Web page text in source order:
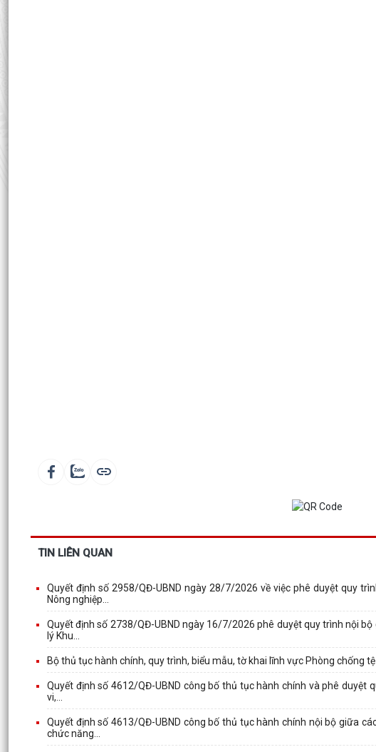
TIN LIÊN QUAN
Quyết định số 2958/QĐ-UBND ngày 28/7/2026 về việc phê duyệt quy
Nông nghiệp...
Quyết định số 2738/QĐ-UBND ngày 16/7/2026 phê duyệt quy trình nội
lý Khu...
Bộ thủ tục hành chính, quy trình, biểu mẫu, tờ khai lĩnh vực Phòng chống
Quyết định số 4612/QĐ-UBND công bố thủ tục hành chính và phê
vi,...
Quyết định số 4613/QĐ-UBND công bố thủ tục hành chính nội bộ giữa
chức năng...